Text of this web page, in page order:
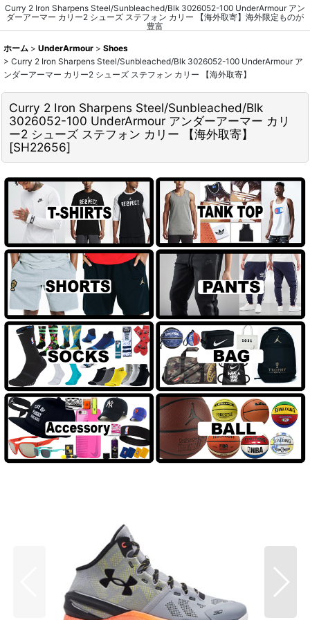
Curry 2 Iron Sharpens Steel/Sunbleached/Blk 3026052-100 UnderArmour アン
ダーアーマー カリー2 シューズ ステフォン カリー 【海外取寄】海外限定ものが
豊富
ホーム > UnderArmour > Shoes
> Curry 2 Iron Sharpens Steel/Sunbleached/Blk 3026052-100 UnderArmour ア
ンダーアーマー カリー2 シューズ ステフォン カリー 【海外取寄】
Curry 2 Iron Sharpens Steel/Sunbleached/Blk
3026052-100 UnderArmour アンダーアーマー カリ
ー2 シューズ ステフォン カリー 【海外取寄】
[SH22656]